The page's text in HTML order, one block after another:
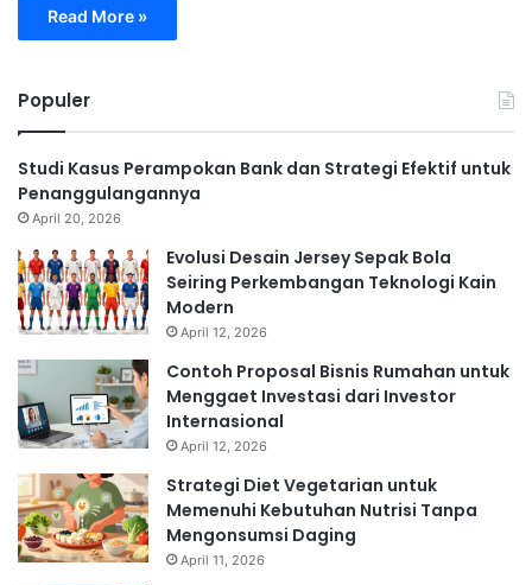
Read More »
Populer
Studi Kasus Perampokan Bank dan Strategi Efektif untuk
Penanggulangannya
April 20, 2026
Evolusi Desain Jersey Sepak Bola
Seiring Perkembangan Teknologi Kain
Modern
April 12, 2026
Contoh Proposal Bisnis Rumahan untuk
Menggaet Investasi dari Investor
Internasional
April 12, 2026
Strategi Diet Vegetarian untuk
Memenuhi Kebutuhan Nutrisi Tanpa
Mengonsumsi Daging
April 11, 2026